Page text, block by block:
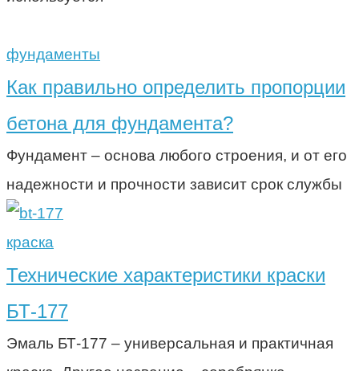
фундаменты
Как правильно определить пропорции
бетона для фундамента?
Фундамент – основа любого строения, и от его
надежности и прочности зависит срок службы
краска
Технические характеристики краски
БТ-177
Эмаль БТ-177 – универсальная и практичная